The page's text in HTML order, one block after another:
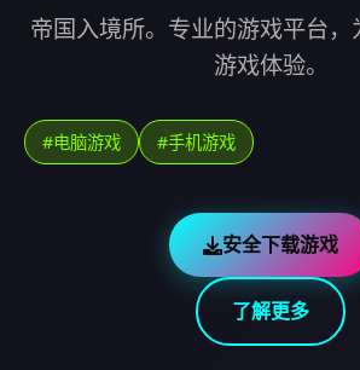
帝国入境所。专业的游戏平台
游戏体验。
#电脑游戏 #手机游戏
安全下载游戏
了解更多